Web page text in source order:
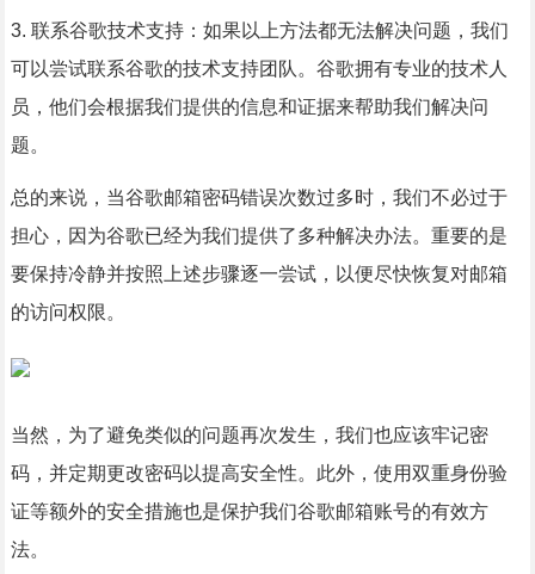
3. 联系谷歌技术支持：如果以上方法都无法解决问题，我们
可以尝试联系谷歌的技术支持团队。谷歌拥有专业的技术人
员，他们会根据我们提供的信息和证据来帮助我们解决问
题。
总的来说，当谷歌邮箱密码错误次数过多时，我们不必过于
担心，因为谷歌已经为我们提供了多种解决办法。重要的是
要保持冷静并按照上述步骤逐一尝试，以便尽快恢复对邮箱
的访问权限。
当然，为了避免类似的问题再次发生，我们也应该牢记密
码，并定期更改密码以提高安全性。此外，使用双重身份验
证等额外的安全措施也是保护我们谷歌邮箱账号的有效方
法。